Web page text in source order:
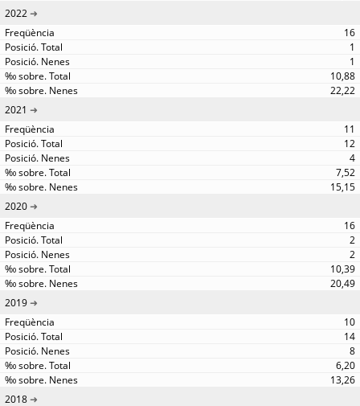
2022
16
1
1
10,88
22,22
2021
11
12
4
7,52
15,15
2020
16
2
2
10,39
20,49
2019
10
14
8
6,20
13,26
2018